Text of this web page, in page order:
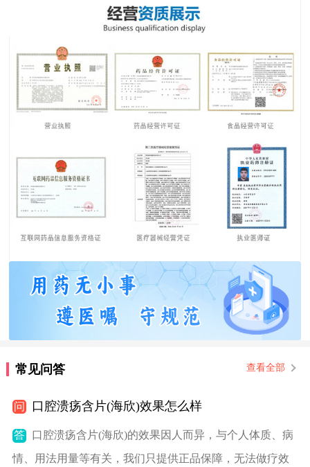
常见问答 查看全部
问 口腔溃疡含片(海欣)效果怎么样
答
口腔溃疡含片(海欣)的效果因人而异，与个人体质、病
情、用法用量等有关，我们只提供正品保障，无法做疗效